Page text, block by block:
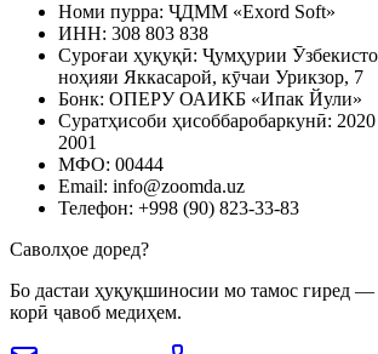
Номи пурра: ҶДММ «Exord Soft»
ИНН: 308 803 838
Суроғаи ҳуқуқӣ: Ҷумҳурии
ноҳияи Яккасарой, кӯчаи Урикзор, 7
Бонк: ОПЕРУ ОАИКБ «Ипак Йули»
Суратҳисоби ҳисоббаробаркунӣ:
2001
МФО: 00444
Email: info@zoomda.uz
Телефон: +998 (90) 823-33-83
Саволҳое доред?
Бо дастаи ҳуқуқшиносии мо тамос гиред —
корӣ ҷавоб медиҳем.